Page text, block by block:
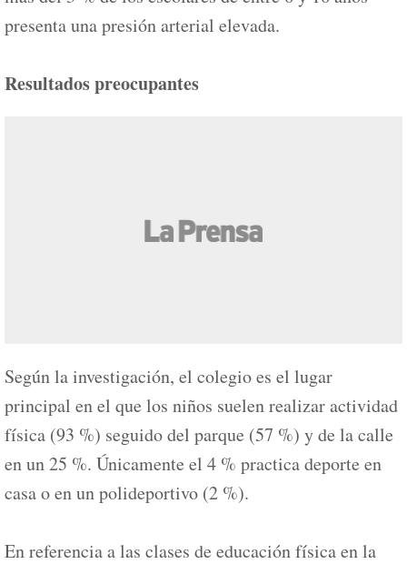
presenta una presión arterial elevada.
Resultados preocupantes
Según la investigación, el colegio es el lugar
principal en el que los niños suelen realizar actividad
física (93 %) seguido del parque (57 %) y de la calle
en un 25 %. Únicamente el 4 % practica deporte en
casa o en un polideportivo (2 %).
En referencia a las clases de educación física en la